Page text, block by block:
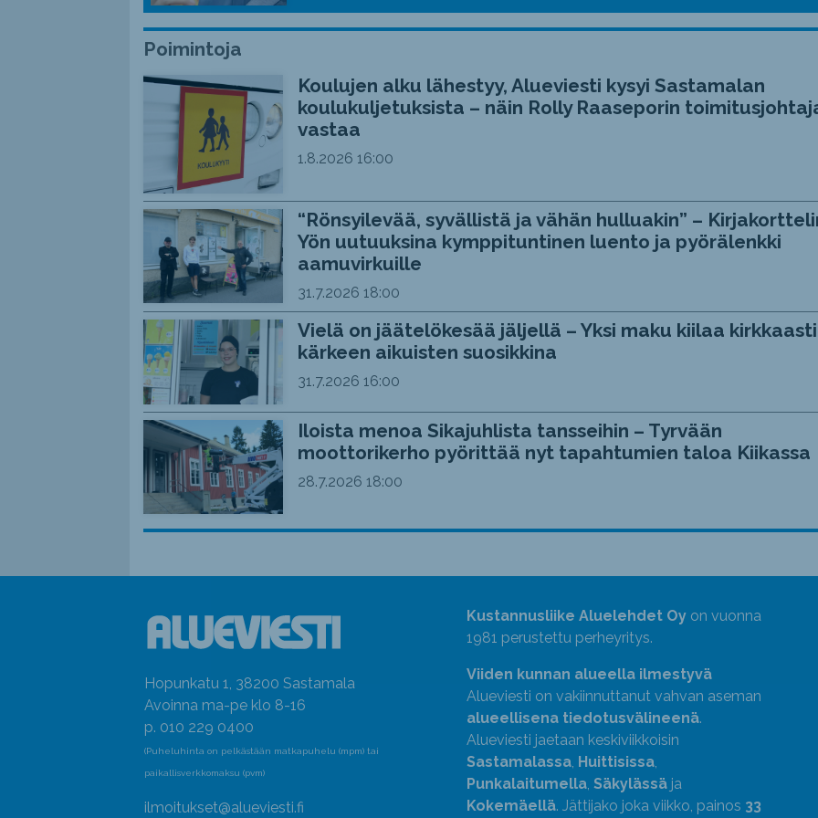
Poimintoja
Koulujen alku lähestyy, Alueviesti kysyi Sastamalan
koulukuljetuksista – näin Rolly Raaseporin
vastaa
1.8.2026 16:00
“Rönsyilevää, syvällistä ja vähän hulluakin” –
Yön uutuuksina kymppituntinen luento ja pyörälenkki
aamuvirkuille
31.7.2026 18:00
Vielä on jäätelökesää jäljellä – Yksi maku kiilaa kirkkaasti
kärkeen aikuisten suosikkina
31.7.2026 16:00
Iloista menoa Sikajuhlista tansseihin – Tyrvään
moottorikerho pyörittää nyt tapahtumien taloa Kiikassa
28.7.2026 18:00
Hopunkatu 1, 38200 Sastamala
Avoinna ma-pe klo 8-16
p. 010 229 0400
(Puheluhinta on pelkästään matkapuhelu (mpm) tai
paikallisverkkomaksu (pvm)
ilmoitukset@alueviesti.fi
Kustannusliike Aluelehdet Oyon vuonna
1981 perustettu perheyritys.
Viiden kunnan alueella ilmestyvä
Alueviesti on vakiinnuttanut vahvan aseman
alueellisena tiedotusvälineenä.
Alueviesti jaetaan keskiviikkoisin
Sastamalassa, Huittisissa,
Punkalaitumella, Säkylässäja
Kokemäellä. Jättijako joka viikko, painos 33